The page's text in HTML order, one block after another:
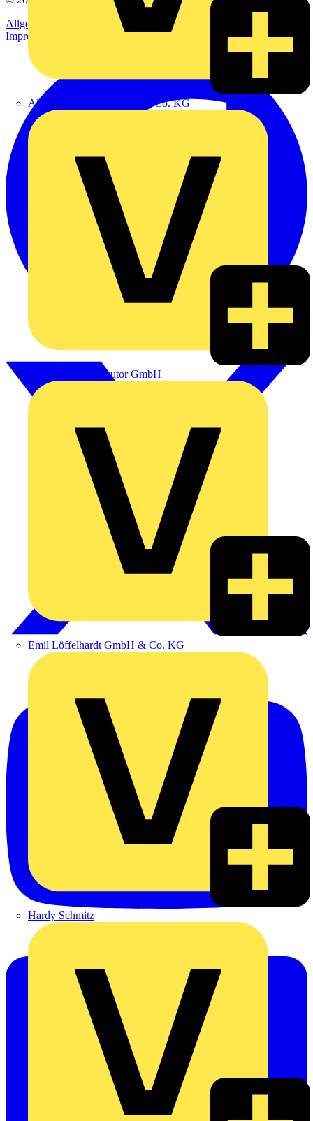
Alexander Bürkle GmbH & Co. KG
eldis electro distributor GmbH
Emil Löffelhardt GmbH & Co. KG
Hardy Schmitz
Allgemeine Geschäftsbedingungen
Datenschutzerklärung
Impressum